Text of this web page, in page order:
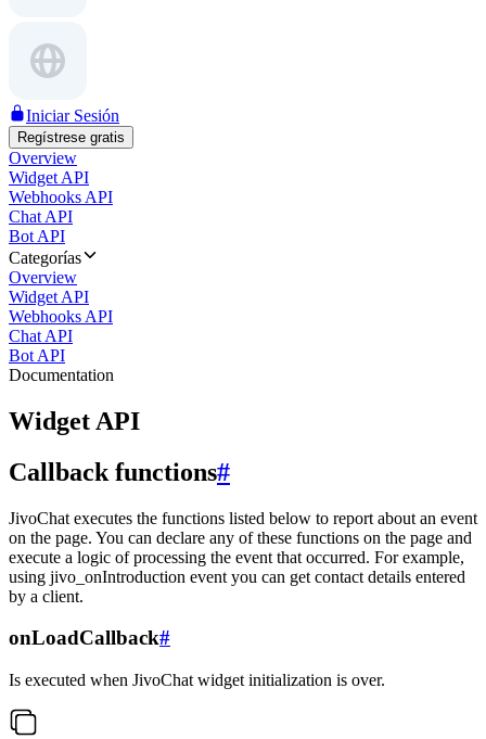
Iniciar Sesión
Regístrese gratis
Overview
Widget API
Webhooks API
Chat API
Bot API
Categorías
Overview
Widget API
Webhooks API
Chat API
Bot API
Documentation
Widget API
Callback functions#
JivoChat executes the functions listed below to report about an event
on the page. You can declare any of these functions on the page and
execute a logic of processing the event that occurred. For example,
using jivo_onIntroduction event you can get contact details entered
by a client.
onLoadCallback#
Is executed when JivoChat widget initialization is over.